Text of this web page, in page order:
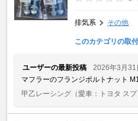
排気系 その他
このカテゴリの取
ユーザーの最新投稿
2026年3月31
マフラーのフランジボルトナット
甲乙レーシング （愛車：トヨタ ス